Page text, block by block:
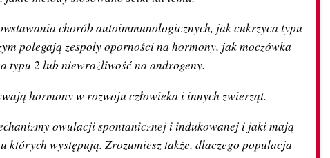
chorób autoimmunologicznych, jak cukrzyca typu
polegają zespoły oporności na hormony, jak moczówka
typu 2 lub niewrażliwość na androgeny.
hormony w rozwoju człowieka i innych zwierząt.
owulacji spontanicznej i indukowanej i jaki mają
których występują. Zrozumiesz także, dlaczego populacja